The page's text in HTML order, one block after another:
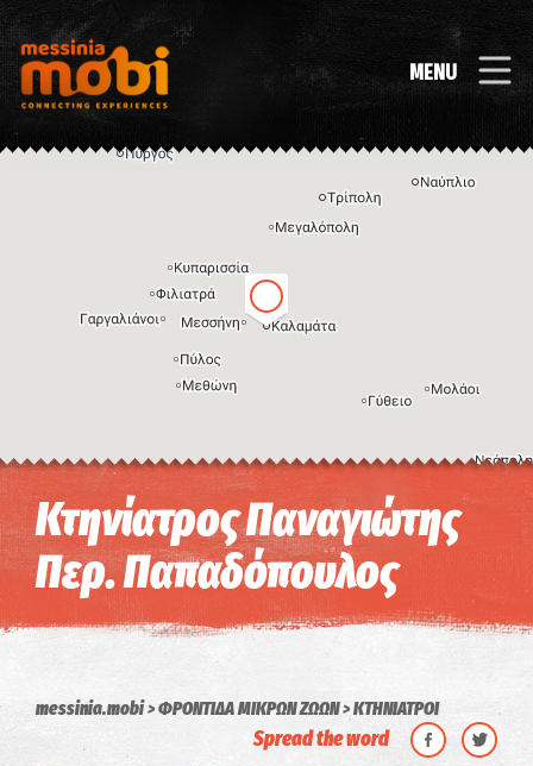
MENU
Η εικόνα ενδέχεται να υπόκειται σε πνευματικά δικαιώματα Όροι
Κτηνίατρος Παναγιώτης
Περ. Παπαδόπουλος
messinia.mobi ΦΡΟΝΤΙΔΑ ΜΙΚΡΩΝ ΖΩΩΝ ΚΤΗΝΙΑΤΡΟΙ
Spread the word